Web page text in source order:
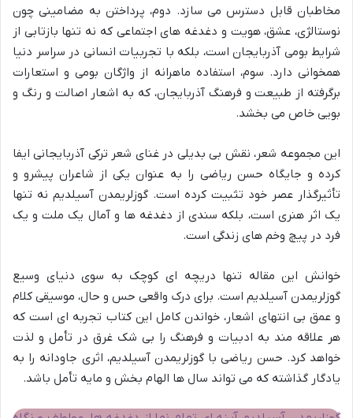
مخاطبان قابل دسترس می سازد. دوم، پرداختن به مضامینی چون
نوستالژی، عشق، هویت و دغدغه های اجتماعی که نه تنها بازتابی از
شرایط بومی آذربایجان است، بلکه با تجربیات انسانی در سراسر دنیا
همخوانی دارد. سوم، استفاده ماهرانه از واژگان بومی و استعارات
برگرفته از طبیعت و فرهنگ آذربایجان، که به اشعار اصالت و رنگ و
بویی خاص می بخشد.
این مجموعه شعر، نقش بی بدیلی در غنای شعر ترکی آذربایجانی ایفا
کرده و جایگاه حسن ریاضی را به عنوان یکی از شاعران پیشرو و
تأثیرگذار عصر خود تثبیت کرده است. گوزلریمدن آسیلدیم نه تنها
یک اثر هنری است، بلکه سندی از دغدغه ها و آمال یک ملت و یک
فرد در پیچ وخم های زندگی است.
خوانش این مقاله تنها دریچه ای کوچک به سوی دنیای وسیع
گوزلریمدن آسیلدیم است. برای درک واقعی حس و حال، موسیقی کلام
و عمق بی انتهای اشعار، خواندن کامل این کتاب تجربه ای است که
هر علاقه مند به ادبیات و فرهنگ را بی شک غرق در تأمل و لذت
خواهد کرد. حسن ریاضی با گوزلریمدن آسیلدیم، اثری جاودانه را به
یادگار گذاشته که می تواند سال ها الهام بخش و مایه تأمل باشد.